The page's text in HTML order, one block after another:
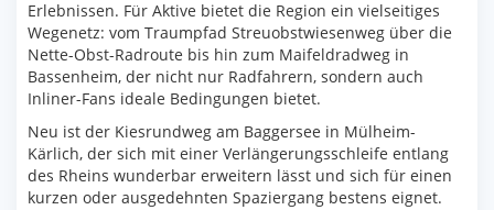
Erlebnissen. Für Aktive bietet die Region ein vielseitiges
Wegenetz: vom Traumpfad Streuobstwiesenweg über die
Nette-Obst-Radroute bis hin zum Maifeldradweg in
Bassenheim, der nicht nur Radfahrern, sondern auch
Inliner-Fans ideale Bedingungen bietet.
Neu ist der Kiesrundweg am Baggersee in Mülheim-
Kärlich, der sich mit einer Verlängerungsschleife entlang
des Rheins wunderbar erweitern lässt und sich für einen
kurzen oder ausgedehnten Spaziergang bestens eignet.